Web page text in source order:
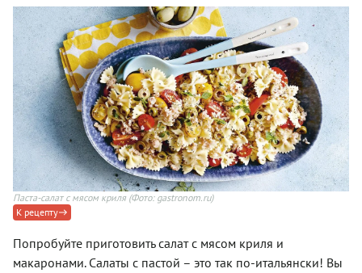
Паста-салат с мясом криля (Фото: gastronom.ru)
К рецепту
Попробуйте приготовить салат с мясом криля и
макаронами. Салаты с пастой – это так по-итальянски! Вы